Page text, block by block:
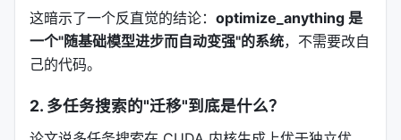
化。但多任务模式把这 20 个算子放进一个
dataset ，系统在优化算子 A 时学到的"如何写高效
共享内存访问"可以迁移到算子 B。
论文证明：同等预算下，多任务模式优于独立单任务
优化 。而且好处随相关任务数量增加而放大。这是因
这暗示了一个反直觉的结论： optimize_anything 是
一个"随基础模型进步而自动变强"的系统，不需要改自
己的代码。
2. 多任务搜索的"迁移"到底是什么？